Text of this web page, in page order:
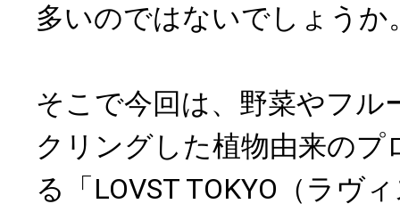
多いのではないでしょうか
そこで今回は、野菜やフル
クリングした植物由来のプ
る「LOVST TOKYO（ラヴ